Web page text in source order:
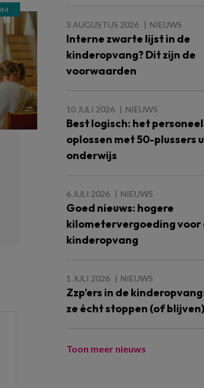
3 AUGUSTUS 2026 NIEUWS
Interne zwarte lijst in de
kinderopvang? Dit zijn de
voorwaarden
10 JULI 2026 NIEUWS
Best logisch: het
oplossen met 50-plussers
onderwijs
6 JULI 2026 NIEUWS
Goed nieuws: hogere
kilometervergoeding voor
kinderopvang
1 JULI 2026 NIEUWS
Zzp’ers in de
ze écht stoppen (of blijven)
Toon meer nieuws